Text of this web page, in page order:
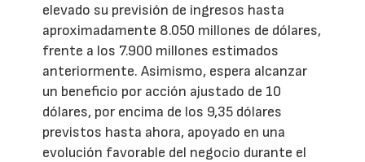
elevado su previsión de ingresos hasta
aproximadamente 8.050 millones de dólares,
frente a los 7.900 millones estimados
anteriormente. Asimismo, espera alcanzar
un beneficio por acción ajustado de 10
dólares, por encima de los 9,35 dólares
previstos hasta ahora, apoyado en una
evolución favorable del negocio durante el